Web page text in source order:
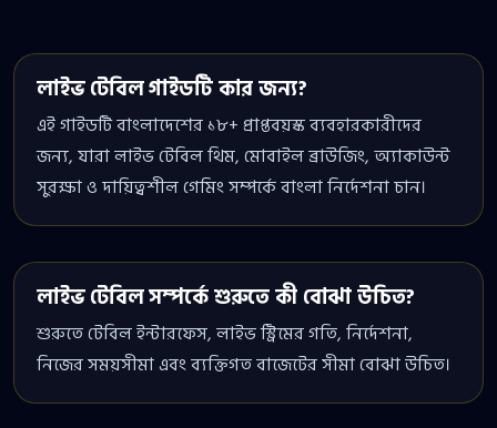
লাইভ টেবিল গাইডটি কার জন্য?
এই গাইডটি বাংলাদেশের ১৮+ প্রাপ্তবয়স্ক ব্যবহারকারীদের
জন্য, যারা লাইভ টেবিল থিম, মোবাইল ব্রাউজিং, অ্যাকাউন্ট
সুরক্ষা ও দায়িত্বশীল গেমিং সম্পর্কে বাংলা নির্দেশনা চান।
লাইভ টেবিল সম্পর্কে শুরুতে কী বোঝা উচিত?
শুরুতে টেবিল ইন্টারফেস, লাইভ স্ট্রিমের গতি, নির্দেশনা,
নিজের সময়সীমা এবং ব্যক্তিগত বাজেটের সীমা বোঝা উচিত।